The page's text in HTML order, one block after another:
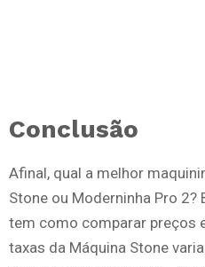
Conclusão
Afinal, qual a melhor
Stone ou Moderninha Pro 2?
tem como comparar preços
taxas da Máquina Stone